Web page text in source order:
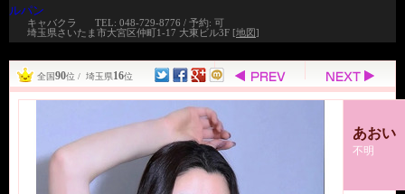
ルパン
キャバクラ
TEL: 048-729-8776 / 予約: 可
埼玉県さいたま市大宮区仲町1-17 大東ビル3F [地図]
全国90位 / 埼玉県16位
あおい
不明